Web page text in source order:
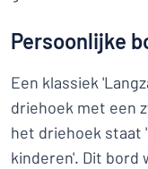
Persoonlijke
Een klassiek
driehoek met een
het driehoek staat
kinderen'. Dit bord